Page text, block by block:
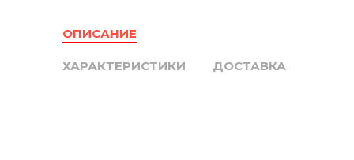
ОПИСАНИЕ
ХАРАКТЕРИСТИКИ ДОСТАВКА